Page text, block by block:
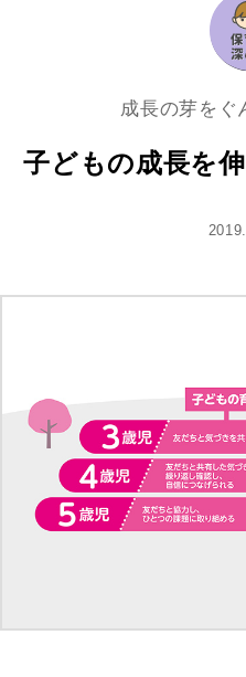
成長の芽をぐ
子どもの成長を